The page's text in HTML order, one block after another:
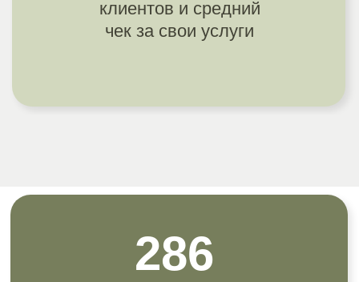
клиентов и средний
чек за свои услуги
286